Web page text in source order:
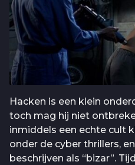
Hacken is een klein
toch mag hij niet
inmiddels een echte cult
onder de cyber thrillers,
beschrijven als “bizar”.